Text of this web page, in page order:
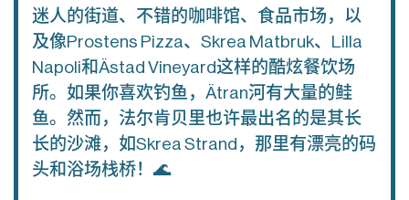
迷人的街道、不错的咖啡馆、食品市场，以
及像Prostens Pizza、Skrea Matbruk、Lilla
Napoli和Ästad Vineyard这样的酷炫餐饮场
所。如果你喜欢钓鱼，Ätran河有大量的鲑
鱼。然而，法尔肯贝里也许最出名的是其长
长的沙滩，如Skrea Strand，那里有漂亮的码
头和浴场栈桥！🌊